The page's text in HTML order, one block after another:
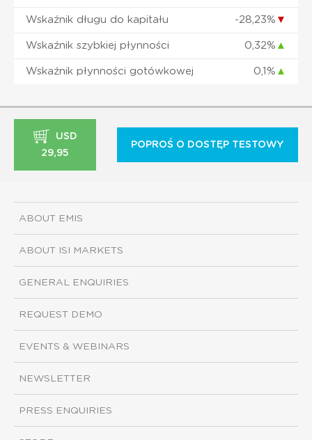
Wskaźnik długu do kapitału -28,23% ▼
Wskaźnik szybkiej płynności 0,32% ▲
Wskaźnik płynności gotówkowej 0,1% ▲
USD
29,95
POPROŚ O DOSTĘP TESTOWY
ABOUT EMIS
ABOUT ISI MARKETS
GENERAL ENQUIRIES
REQUEST DEMO
EVENTS & WEBINARS
NEWSLETTER
PRESS ENQUIRIES